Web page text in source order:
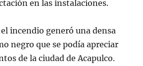
en las instalaciones.
incendio generó una densa
negro que se podía apreciar
de la ciudad de Acapulco.